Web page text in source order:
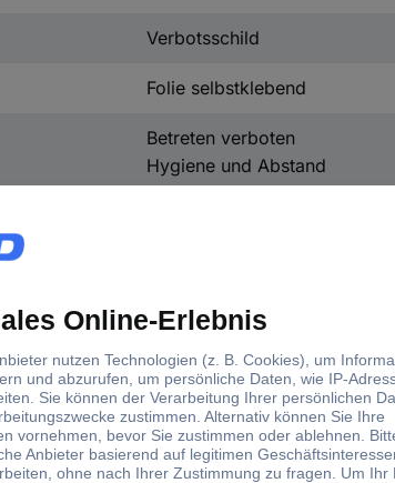
Verbotsschild
Folie selbstklebend
Betreten verboten
Hygiene und Abstand
131 mm
185 mm